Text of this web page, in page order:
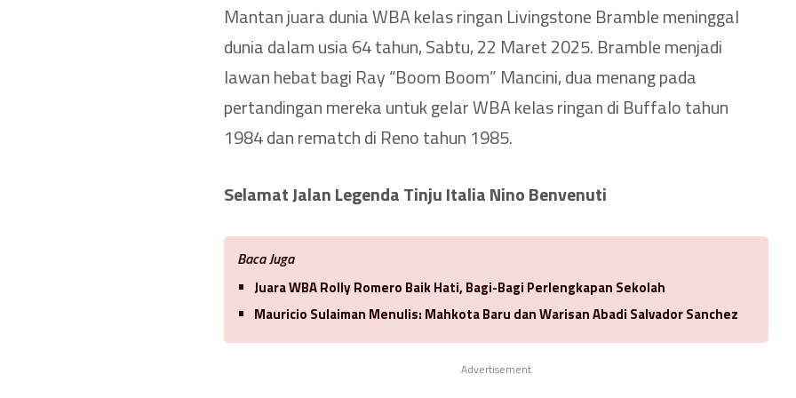
Mantan juara dunia WBA kelas ringan Livingstone Bramble meninggal
dunia dalam usia 64 tahun, Sabtu, 22 Maret 2025. Bramble menjadi
lawan hebat bagi Ray “Boom Boom” Mancini, dua menang pada
pertandingan mereka untuk gelar WBA kelas ringan di Buffalo tahun
1984 dan rematch di Reno tahun 1985.
Selamat Jalan Legenda Tinju Italia Nino Benvenuti
Baca Juga
Juara WBA Rolly Romero Baik Hati, Bagi-Bagi Perlengkapan Sekolah
Mauricio Sulaiman Menulis: Mahkota Baru dan Warisan Abadi Salvador Sanchez
Advertisement